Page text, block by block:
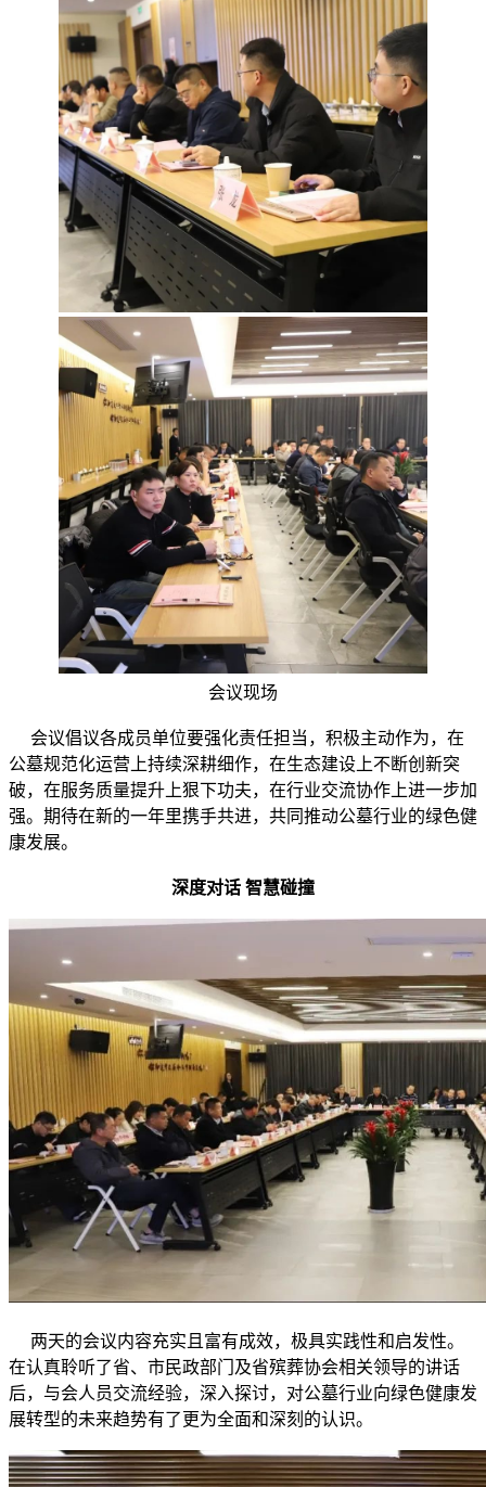
会议现场
会议倡议各成员单位要强化责任担当，积极主动作为，在
公墓规范化运营上持续深耕细作，在生态建设上不断创新突
破，在服务质量提升上狠下功夫，在行业交流协作上进一步加
强。期待在新的一年里携手共进，共同推动公墓行业的绿色健
康发展。
深度对话 智慧碰撞
两天的会议内容充实且富有成效，极具实践性和启发性。
在认真聆听了省、市民政部门及省殡葬协会相关领导的讲话
后，与会人员交流经验，深入探讨，对公墓行业向绿色健康发
展转型的未来趋势有了更为全面和深刻的认识。